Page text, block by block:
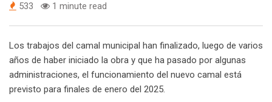
533 1 minute read
Los trabajos del camal municipal han finalizado, luego de varios
años de haber iniciado la obra y que ha pasado por algunas
administraciones, el funcionamiento del nuevo camal está
previsto para finales de enero del 2025.